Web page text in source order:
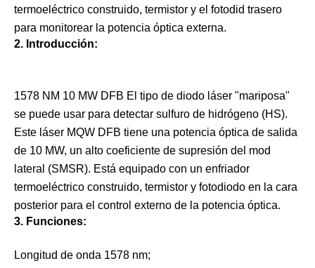
termoeléctrico construido, termistor y el fotodid trasero
para monitorear la potencia óptica externa.
2. Introducción:
1578 NM 10 MW DFB El tipo de diodo láser "mariposa"
se puede usar para detectar sulfuro de hidrógeno (HS).
Este láser MQW DFB tiene una potencia óptica de salida
de 10 MW, un alto coeficiente de supresión del mod
lateral (SMSR). Está equipado con un enfriador
termoeléctrico construido, termistor y fotodiodo en la cara
posterior para el control externo de la potencia óptica.
3. Funciones:
Longitud de onda 1578 nm;